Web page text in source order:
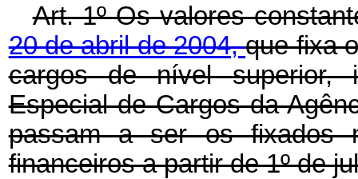
Art. 1º Os valores
20 de abril de 2004,que fixa
cargos de nível superior,
Especial de Cargos da
passam a ser os fixados
financeiros a partir de 1º de